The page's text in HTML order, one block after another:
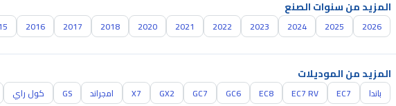
المزيد من سنوات الصنع
2026
2025
2024
2023
2022
2021
2020
2018
2017
2016
المزيد من الموديلات
باندا EC7
EC7 RV
EC8
GC6
GC7
GX2
X7 امجراند GS كول راي